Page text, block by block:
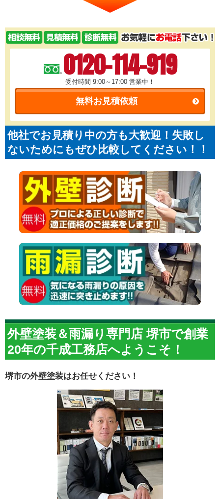
0120-114-919
受付時間 9:00～17:00 営業中！
無料お見積依頼
他社でお見積り中の方も大歓迎！失敗し
ないためにもぜひ比較してください！！
外壁塗装＆雨漏り専門店 堺市で創業
20年の千成工務店へようこそ！
堺市の外壁塗装はお任せください！